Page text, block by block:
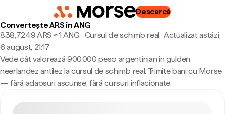
Descarcă
Convertește ARS în ANG
838,7249 ARS ≈ 1 ANG · Cursul de schimb real ·Actualizat astăzi,
6 august, 21:17
Vede cât valorează 900.000 peso argentinian în gulden
neerlandez antilez la cursul de schimb real. Trimite bani cu Morse
— fără adaosuri ascunse, fără cursuri inflacionate.